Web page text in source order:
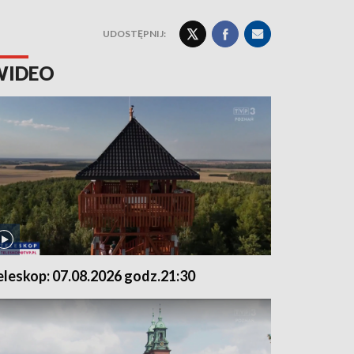
UDOSTĘPNIJ:
07.08.2026 godz.21:30